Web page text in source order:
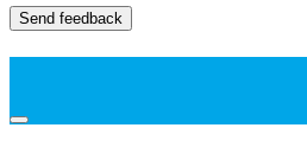
Send feedback